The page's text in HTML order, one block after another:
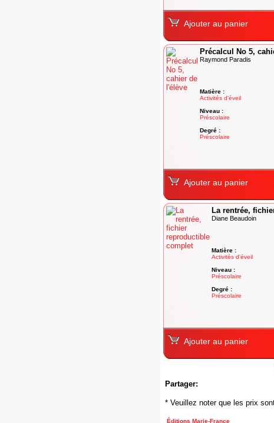
Ajouter au panier
Précalcul No 5,
Raymond Paradis
Matière :
Activités d'éveil
Niveau :
Préscolaire
Degré :
Préscolaire
Ajouter au panier
La rentrée,
Diane Beaudoin
Matière :
Activités d'éveil
Niveau :
Préscolaire
Degré :
Préscolaire
Ajouter au panier
Partager:
* Veuillez noter que les prix
Éditions Marie-France